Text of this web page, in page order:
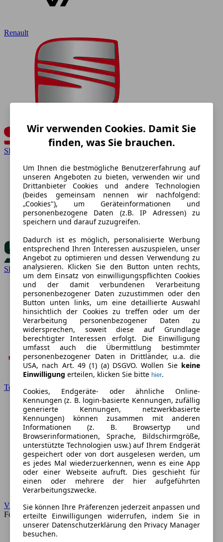
Renault
SEAT
Skoda
Toyota
VW
Forum
Wir verwenden Cookies. Damit Sie
finden, was Sie brauchen.
Um Ihnen die bestmögliche Benutzererfahrung auf
unseren Angeboten zu bieten, verwenden wir und
Drittanbieter Cookies und andere Technologien
(beides gemeinsam nennen wir nachfolgend:
„Cookies"), um Geräteinformationen und
personenbezogene Daten (z.B. IP Adressen) zu
speichern und darauf zuzugreifen.
Dadurch ist es möglich, personalisierte Werbung
entsprechend Ihren Interessen auszuspielen, unser
Angebot zu optimieren und dessen Verwendung zu
analysieren. Klicken Sie den Button unten rechts,
um dem Einsatz von einwilligungspflichten Cookies
und der damit verbundenen Verarbeitung
personenbezogener Daten zuzustimmen oder den
Button unten links, um eine detaillierte Auswahl
hinsichtlich der Cookies zu treffen oder um der
Verarbeitung personenbezogener Daten zu
widersprechen, soweit diese auf Grundlage
berechtigter Interessen erfolgt. Die Einwilligung
umfasst auch die Übermittlung bestimmter
personenbezogener Daten in Drittländer, u.a. die
USA, nach Art. 49 (1) (a) DSGVO. Wollen Sie keine
Einwilligung erteilen, klicken Sie bitte hier.
Cookies, Endgeräte- oder ähnliche Online-
Kennungen (z. B. login-basierte Kennungen, zufällig
generierte Kennungen, netzwerkbasierte
Kennungen) können zusammen mit anderen
Informationen (z. B. Browsertyp und
Browserinformationen, Sprache, Bildschirmgröße,
unterstützte Technologien usw.) auf Ihrem Endgerät
gespeichert oder von dort ausgelesen werden, um
es jedes Mal wiederzuerkennen, wenn es eine App
oder einer Webseite aufruft. Dies geschieht für
einen oder mehrere der hier aufgeführten
Verarbeitungszwecke.
Sie können Ihre Präferenzen jederzeit anpassen und
erteilte Einwilligungen widerrufen, indem Sie in
unserer Datenschutzerklärung den Privacy Manager
besuchen.